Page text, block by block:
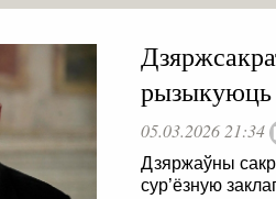
рызыкуюць
05.03.2026 21:34
Дзяржаўны
сур’ёзную